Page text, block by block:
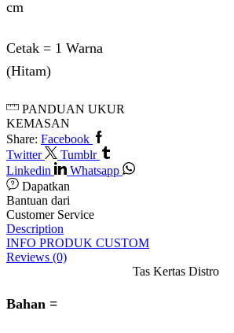
cm
Cetak = 1 Warna
(Hitam)
PANDUAN UKUR
KEMASAN
Share: Facebook
Twitter
Tumblr
Linkedin
Whatsapp
Dapatkan
Bantuan dari
Customer Service
Description
INFO PRODUK CUSTOM
Reviews (0)
Tas Kertas Distro
Bahan =